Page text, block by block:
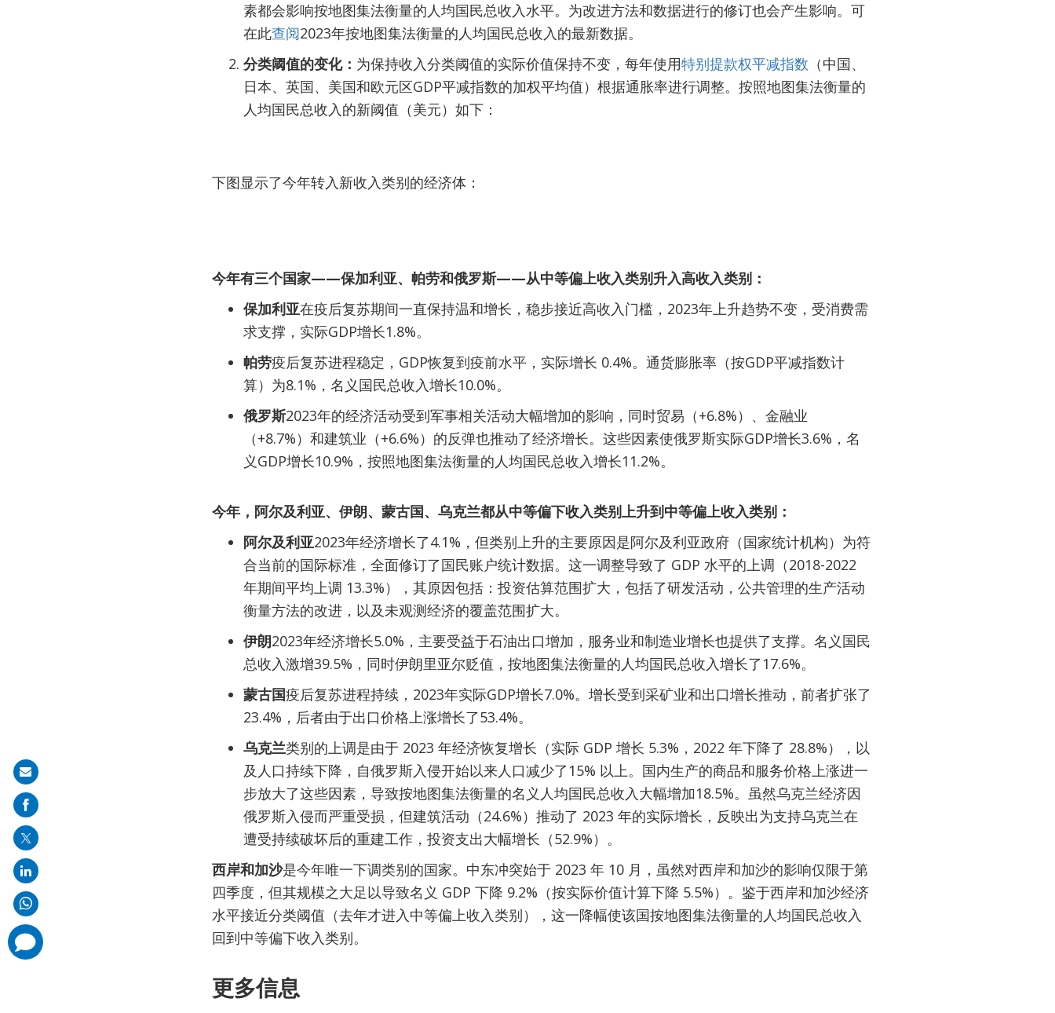
素都会影响按地图集法衡量的人均国民总收入水平。为改进方法和数据进行的修订也会产生影响。可
在此查阅2023年按地图集法衡量的人均国民总收入的最新数据。
分类阈值的变化： 为保持收入分类阈值的实际价值保持不变，每年使用特别提款权平减指数 （中国、
日本、英国、美国和欧元区GDP平减指数的加权平均值）根据通胀率进行调整。按照地图集法衡量的
人均国民总收入的新阈值（美元）如下：
下图显示了今年转入新收入类别的经济体：
今年有三个国家——保加利亚、帕劳和俄罗斯——从中等偏上收入类别升入高收入类别：
保加利亚在疫后复苏期间一直保持温和增长，稳步接近高收入门槛，2023年上升趋势不变，受消费需
求支撑，实际GDP增长1.8%。
帕劳疫后复苏进程稳定，GDP恢复到疫前水平，实际增长 0.4%。通货膨胀率（按GDP平减指数计
算）为8.1%，名义国民总收入增长10.0%。
俄罗斯2023年的经济活动受到军事相关活动大幅增加的影响，同时贸易（+6.8%）、金融业
（+8.7%）和建筑业（+6.6%）的反弹也推动了经济增长。这些因素使俄罗斯实际GDP增长3.6%，名
义GDP增长10.9%，按照地图集法衡量的人均国民总收入增长11.2%。
今年，阿尔及利亚、伊朗、蒙古国、乌克兰都从中等偏下收入类别上升到中等偏上收入类别：
阿尔及利亚2023年经济增长了4.1%，但类别上升的主要原因是阿尔及利亚政府（国家统计机构）为符
合当前的国际标准，全面修订了国民账户统计数据。这一调整导致了 GDP 水平的上调（2018-2022
年期间平均上调 13.3%），其原因包括：投资估算范围扩大，包括了研发活动，公共管理的生产活动
衡量方法的改进，以及未观测经济的覆盖范围扩大。
伊朗2023年经济增长5.0%，主要受益于石油出口增加，服务业和制造业增长也提供了支撑。名义国民
总收入激增39.5%，同时伊朗里亚尔贬值，按地图集法衡量的人均国民总收入增长了17.6%。
蒙古国疫后复苏进程持续，2023年实际GDP增长7.0%。增长受到采矿业和出口增长推动，前者扩张了
23.4%，后者由于出口价格上涨增长了53.4%。
乌克兰类别的上调是由于 2023 年经济恢复增长（实际 GDP 增长 5.3%，2022 年下降了 28.8%），以
及人口持续下降，自俄罗斯入侵开始以来人口减少了15% 以上。国内生产的商品和服务价格上涨进一
步放大了这些因素，导致按地图集法衡量的名义人均国民总收入大幅增加18.5%。虽然乌克兰经济因
俄罗斯入侵而严重受损，但建筑活动（24.6%）推动了 2023 年的实际增长，反映出为支持乌克兰在
遭受持续破坏后的重建工作，投资支出大幅增长（52.9%）。
西岸和加沙是今年唯一下调类别的国家。中东冲突始于 2023 年 10 月，虽然对西岸和加沙的影响仅限于第
四季度，但其规模之大足以导致名义 GDP 下降 9.2%（按实际价值计算下降 5.5%）。鉴于西岸和加沙经济
水平接近分类阈值（去年才进入中等偏上收入类别），这一降幅使该国按地图集法衡量的人均国民总收入
回到中等偏下收入类别。
更多信息
Share
on
mail
comments
added